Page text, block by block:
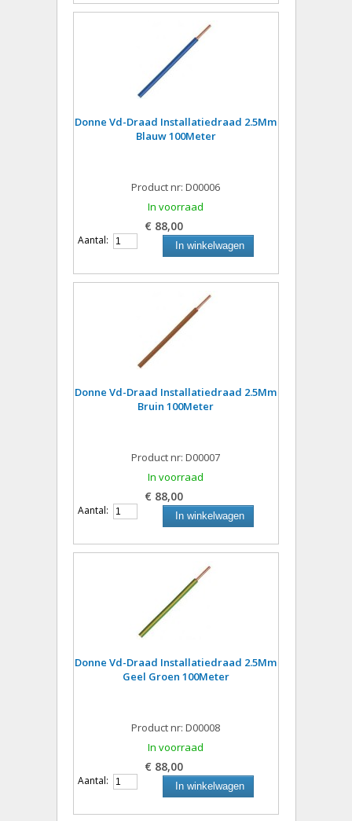
Donne Vd-Draad Installatiedraad 2.5Mm
Blauw 100Meter
Product nr: D00006
In voorraad
€ 88,00
Aantal: In winkelwagen
Donne Vd-Draad Installatiedraad 2.5Mm
Bruin 100Meter
Product nr: D00007
In voorraad
€ 88,00
Aantal: In winkelwagen
Donne Vd-Draad Installatiedraad 2.5Mm
Geel Groen 100Meter
Product nr: D00008
In voorraad
€ 88,00
Aantal: In winkelwagen